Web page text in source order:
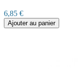
6,85 €
Ajouter au panier